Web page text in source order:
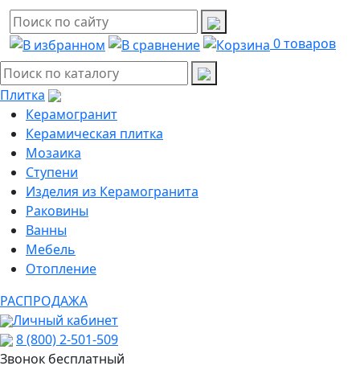
0товаров
Плитка
Керамогранит
Керамическая плитка
Мозаика
Ступени
Изделия из Керамогранита
Раковины
Ванны
Мебель
Отопление
РАСПРОДАЖА
Личный кабинет
8 (800) 2-501-509
Звонок бесплатный